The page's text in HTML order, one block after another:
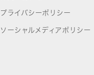
プライバシーポリシー
ソーシャルメディアポリシー